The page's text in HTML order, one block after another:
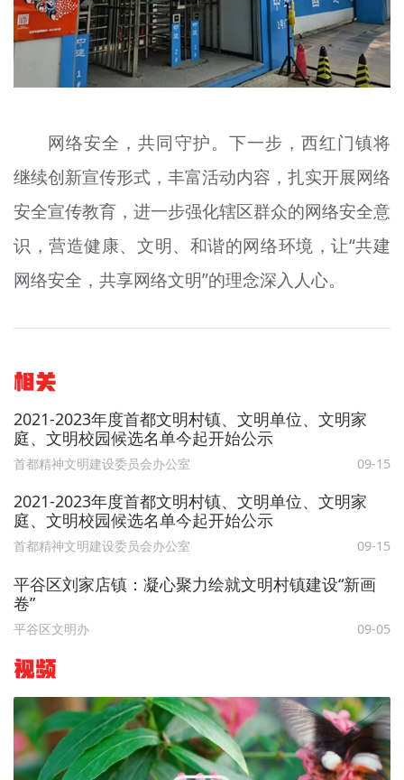
网络安全，共同守护。下一步，西红门镇将
继续创新宣传形式，丰富活动内容，扎实开展网络
安全宣传教育，进一步强化辖区群众的网络安全意
识，营造健康、文明、和谐的网络环境，让“共建
网络安全，共享网络文明”的理念深入人心。
相关
2021-2023年度首都文明村镇、文明单位、文明家
庭、文明校园候选名单今起开始公示
首都精神文明建设委员会办公室 09-15
2021-2023年度首都文明村镇、文明单位、文明家
庭、文明校园候选名单今起开始公示
首都精神文明建设委员会办公室 09-15
平谷区刘家店镇：凝心聚力绘就文明村镇建设“新画
卷”
平谷区文明办 09-05
视频